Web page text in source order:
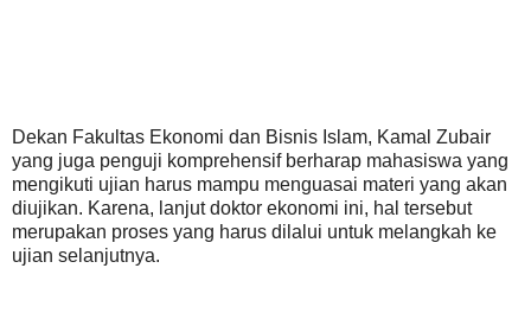
Dekan Fakultas Ekonomi dan Bisnis Islam, Kamal Zubair
yang juga penguji komprehensif berharap mahasiswa yang
mengikuti ujian harus mampu menguasai materi yang akan
diujikan. Karena, lanjut doktor ekonomi ini, hal tersebut
merupakan proses yang harus dilalui untuk melangkah ke
ujian selanjutnya.